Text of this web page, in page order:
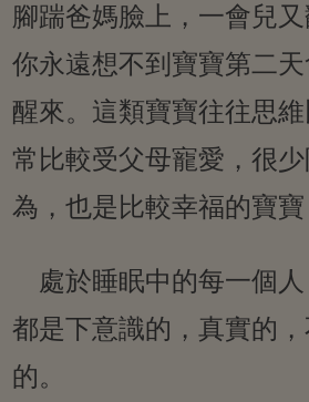
腳踹爸媽臉上，一會兒
你永遠想不到寶寶第二
醒來。這類寶寶往往思
常比較受父母寵愛，很
為，也是比較幸福的寶寶
處於睡眠中的每一個人
都是下意識的，真實的
的。